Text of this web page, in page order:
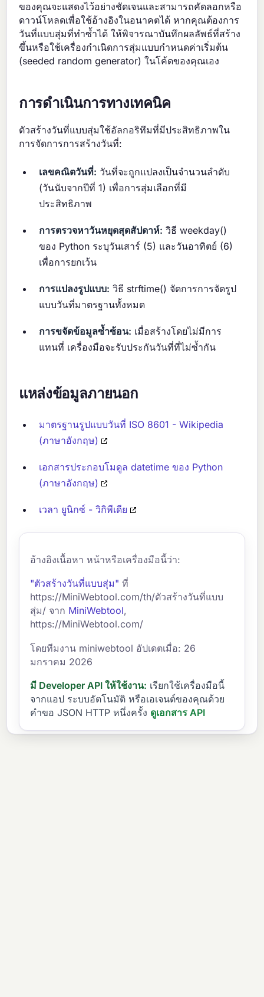
ของคุณจะแสดงไว้อย่างชัดเจนและสามารถคัดลอกหรือ
ดาวน์โหลดเพื่อใช้อ้างอิงในอนาคตได้ หากคุณต้องการ
วันที่แบบสุ่มที่ทำซ้ำได้ ให้พิจารณาบันทึกผลลัพธ์ที่สร้าง
ขึ้นหรือใช้เครื่องกำเนิดการสุ่มแบบกำหนดค่าเริ่มต้น
(seeded random generator) ในโค้ดของคุณเอง
การดำเนินการทางเทคนิค
ตัวสร้างวันที่แบบสุ่มใช้อัลกอริทึมที่มีประสิทธิภาพใน
การจัดการการสร้างวันที่:
เลขคณิตวันที่: วันที่จะถูกแปลงเป็นจำนวนลำดับ
(วันนับจากปีที่ 1) เพื่อการสุ่มเลือกที่มี
ประสิทธิภาพ
การตรวจหาวันหยุดสุดสัปดาห์: วิธี weekday()
ของ Python ระบุวันเสาร์ (5) และวันอาทิตย์ (6)
เพื่อการยกเว้น
การแปลงรูปแบบ: วิธี strftime() จัดการการจัดรูป
แบบวันที่มาตรฐานทั้งหมด
การขจัดข้อมูลซ้ำซ้อน: เมื่อสร้างโดยไม่มีการ
แทนที่ เครื่องมือจะรับประกันวันที่ที่ไม่ซ้ำกัน
แหล่งข้อมูลภายนอก
มาตรฐานรูปแบบวันที่ ISO 8601 - Wikipedia
(ภาษาอังกฤษ)
เอกสารประกอบโมดูล datetime ของ Python
(ภาษาอังกฤษ)
เวลา ยูนิกซ์ - วิกิพีเดีย
อ้างอิงเนื้อหา หน้าหรือเครื่องมือนี้ว่า:
"ตัวสร้างวันที่แบบสุ่ม" ที่
https://MiniWebtool.com/th/ตัวสร้างวันที่แบบ
สุ่ม/ จาก MiniWebtool,
https://MiniWebtool.com/
โดยทีมงาน miniwebtool อัปเดตเมื่อ: 26
มกราคม 2026
มี Developer API ให้ใช้งาน: เรียกใช้เครื่องมือนี้
จากแอป ระบบอัตโนมัติ หรือเอเจนต์ของคุณด้วย
คำขอ JSON HTTP หนึ่งครั้ง ดูเอกสาร API